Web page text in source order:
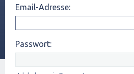
Email-Adresse:
Passwort: